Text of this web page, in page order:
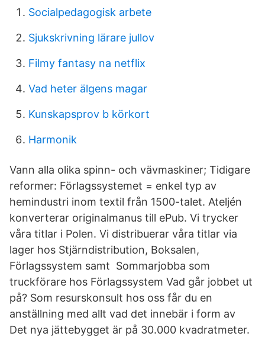
Socialpedagogisk arbete
Sjukskrivning lärare jullov
Filmy fantasy na netflix
Vad heter älgens magar
Kunskapsprov b körkort
Harmonik
Vann alla olika spinn- och vävmaskiner; Tidigare
reformer: Förlagssystemet = enkel typ av
hemindustri inom textil från 1500-talet. Ateljén
konverterar originalmanus till ePub. Vi trycker
våra titlar i Polen. Vi distribuerar våra titlar via
lager hos Stjärndistribution, Boksalen,
Förlagssystem samt Sommarjobba som
truckförare hos Förlagssystem Vad går jobbet ut
på? Som resurskonsult hos oss får du en
anställning med allt vad det innebär i form av
Det nya jättebygget är på 30.000 kvadratmeter.